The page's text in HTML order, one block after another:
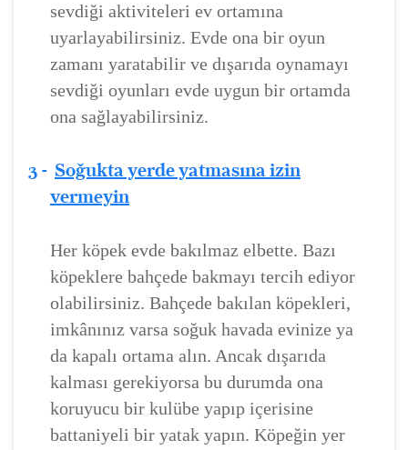
sevdiği aktiviteleri ev ortamına
uyarlayabilirsiniz. Evde ona bir oyun
zamanı yaratabilir ve dışarıda oynamayı
sevdiği oyunları evde uygun bir ortamda
ona sağlayabilirsiniz.
3 - Soğukta yerde yatmasına izin
vermeyin
Her köpek evde bakılmaz elbette. Bazı
köpeklere bahçede bakmayı tercih ediyor
olabilirsiniz. Bahçede bakılan köpekleri,
imkânınız varsa soğuk havada evinize ya
da kapalı ortama alın. Ancak dışarıda
kalması gerekiyorsa bu durumda ona
koruyucu bir kulübe yapıp içerisine
battaniyeli bir yatak yapın. Köpeğin yer